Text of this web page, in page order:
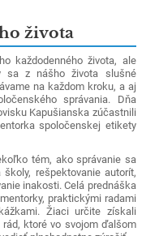
života
života, ale
sa z nášho života slušné
na každom kroku, a aj
správania. Dňa
Kapušianska zúčastnili
spoločenskej etikety
tém, ako správanie sa
rešpektovanie autorít,
inakosti. Celá prednáška
praktickými radami
Žiaci určite získali
ktoré vo svojom ďalšom